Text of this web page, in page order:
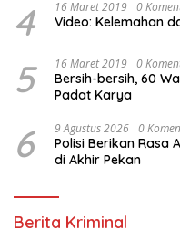
4 16 Maret 2019 0
Video: Kelemahan
5 16 Maret 2019 0
Bersih-bersih, 60
Padat Karya
6 9 Agustus 2026 0
Polisi Berikan Rasa
di Akhir Pekan
Berita Kriminal